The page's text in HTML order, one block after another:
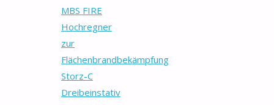
MBS FIRE
Hochregner
zur
Flächenbrandbekämpfung
Storz-C
Dreibeinstativ